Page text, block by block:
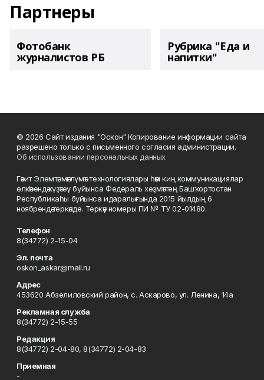
Партнеры
Фотобанк
журналистов РБ
Рубрика "Еда и
напитки"
© 2026 Сайт издания "Оскон" Копирование информации сайта
разрешено только с письменного согласия администрации.
Об использовании персональных данных
Гәзит Элемтә, мәғлүмәт технологиялары һәм киң коммуникациялар
өлкәһендә күҙәтеү буйынса Федераль хеҙмәттең Башҡортостан
Республикаһы буйынса идаралығында 2015 йылдың 6
ноябрендә теркәлде. Теркәү номеры ПИ № ТУ 02-01480.
Телефон
8(34772) 2-15-04
Эл. почта
oskon_askar@mail.ru
Адрес
453620 Абзелиловский район, с. Аскарово, ул. Ленина, 14а
Рекламная служба
8(34772) 2-15-55
Редакция
8(34772) 2-04-80, 8(34772) 2-04-83
Приемная
-